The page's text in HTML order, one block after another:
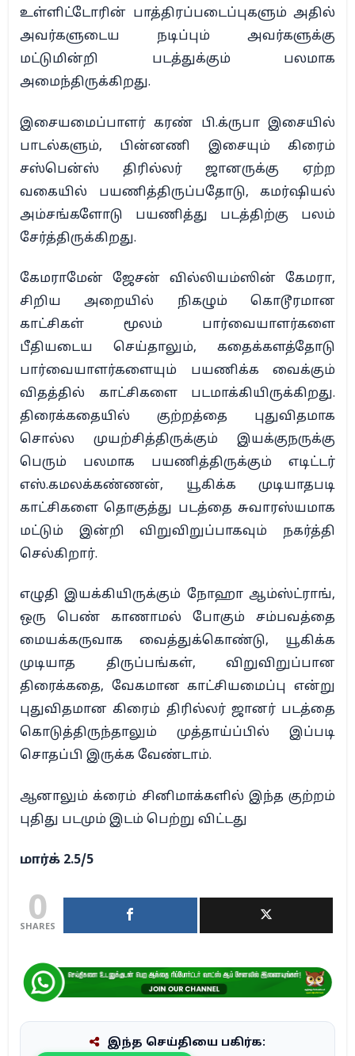
உள்ளிட்டோரின் பாத்திரப்படைப்புகளும் அதில்
அவர்களுடைய நடிப்பும் அவர்களுக்கு
மட்டுமின்றி படத்துக்கும் பலமாக
அமைந்திருக்கிறது.
இசையமைப்பாளர் கரண் பி.க்ருபா இசையில்
பாடல்களும், பின்னணி இசையும் கிரைம்
சஸ்பென்ஸ் திரில்லர் ஜானருக்கு ஏற்ற
வகையில் பயணித்திருப்பதோடு, கமர்ஷியல்
அம்சங்களோடு பயணித்து படத்திற்கு பலம்
சேர்த்திருக்கிறது.
கேமராமேன் ஜேசன் வில்லியம்ஸின் கேமரா,
சிறிய அறையில் நிகழும் கொடூரமான
காட்சிகள் மூலம் பார்வையாளர்களை
பீதியடைய செய்தாலும், கதைக்களத்தோடு
பார்வையாளர்களையும் பயணிக்க வைக்கும்
விதத்தில் காட்சிகளை படமாக்கியிருக்கிறது.
திரைக்கதையில் குற்றத்தை புதுவிதமாக
சொல்ல முயற்சித்திருக்கும் இயக்குநருக்கு
பெரும் பலமாக பயணித்திருக்கும் எடிட்டர்
எஸ்.கமலக்கண்ணன், யூகிக்க முடியாதபடி
காட்சிகளை தொகுத்து படத்தை சுவாரஸ்யமாக
மட்டும் இன்றி விறுவிறுப்பாகவும் நகர்த்தி
செல்கிறார்.
எழுதி இயக்கியிருக்கும் நோஹா ஆம்ஸ்ட்ராங்,
ஒரு பெண் காணாமல் போகும் சம்பவத்தை
மையக்கருவாக வைத்துக்கொண்டு, யூகிக்க
முடியாத திருப்பங்கள், விறுவிறுப்பான
திரைக்கதை, வேகமான காட்சியமைப்பு என்று
புதுவிதமான கிரைம் திரில்லர் ஜானர் படத்தை
கொடுத்திருந்தாலும் முத்தாய்ப்பில் இப்படி
சொதப்பி இருக்க வேண்டாம்.
ஆனாலும் க்ரைம் சினிமாக்களில் இந்த குற்றம்
புதிது படமும் இடம் பெற்று விட்டது
மார்க் 2.5/5
0
SHARES
இந்த செய்தியை பகிர்க: